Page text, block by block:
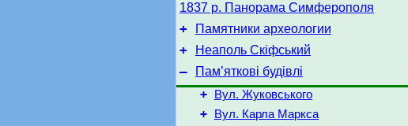
1837 р. Панорама Симферополя
+ Памятники археологии
+ Неаполь Скіфський
–
Пам’яткові будівлі
+
Вул. Жуковського
+ Вул. Карла Маркса